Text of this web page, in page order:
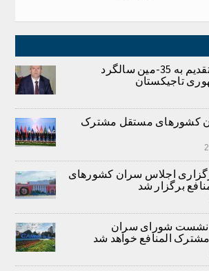
تاریخ گواه است… تقدیم به 35-مین سالگرد
تاجیکستان
کشورهای مستقل مشترک
اجلاس سران کشورهای
برگزار شد
نشست شورای سران
المنافع خواهد شد